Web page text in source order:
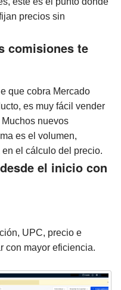
precios sin
comisiones te
que cobra Mercado
es muy fácil vender
Muchos nuevos
es el volumen,
el cálculo del precio.
el inicio con
UPC, precio e
con mayor eficiencia.